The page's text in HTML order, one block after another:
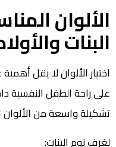
الألوان
البنات
اختيار الألوان لا يقل
على راحة الطفل النفسية
تشكيلة واسعة من
لغرف نوم البنات: